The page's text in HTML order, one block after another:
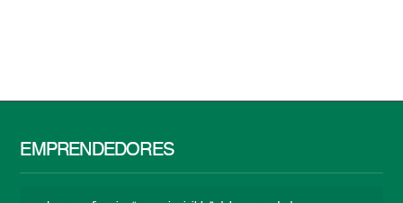
EMPRENDEDORES